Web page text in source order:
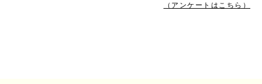
（アンケートはこちら）